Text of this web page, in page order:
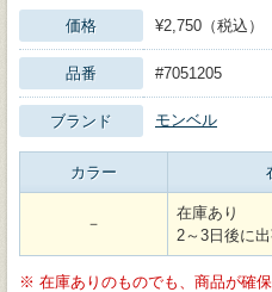
価格 ¥2,750（税込）
品番 #7051205
ブランド モンベル
カラー
－
在庫あり
2～3日後に
※ 在庫ありのものでも、商品が確